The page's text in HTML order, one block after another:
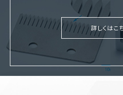
詳しくはこ